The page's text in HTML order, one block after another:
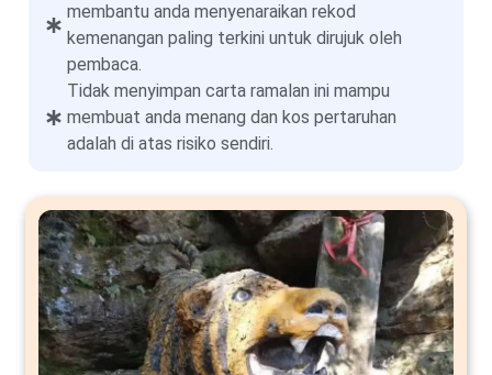
membantu anda menyenaraikan rekod
kemenangan paling terkini untuk dirujuk oleh
pembaca.
Tidak menyimpan carta ramalan ini mampu
membuat anda menang dan kos pertaruhan
adalah di atas risiko sendiri.